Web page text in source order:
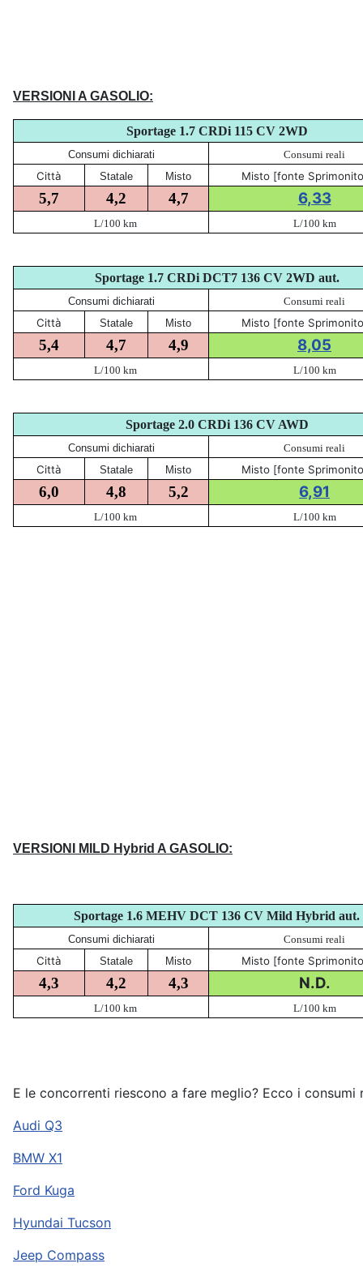
VERSIONI A GASOLIO:
Sportage 1.7 CRDi 115 CV 2WD
Consumi dichiarati Consumi reali
Città Statale Misto Misto [fonte
5,7 4,2 4,7 6,33
L/100 km L/100 km
Sportage 1.7 CRDi DCT7 136 CV 2WD aut.
Consumi dichiarati Consumi reali
Città Statale Misto Misto [fonte
5,4 4,7 4,9 8,05
L/100 km L/100 km
Sportage 2.0 CRDi 136 CV AWD
Consumi dichiarati Consumi reali
Città Statale Misto Misto [fonte
6,0 4,8 5,2 6,91
L/100 km L/100 km
VERSIONI MILD Hybrid A GASOLIO:
Sportage 1.6 MEHV DCT 136 CV Mild Hybrid aut.
Consumi dichiarati Consumi reali
Città Statale Misto Misto [fonte
4,3 4,2 4,3 N.D.
L/100 km L/100 km
E le concorrenti riescono a fare meglio? Ecco i consumi
Audi Q3
BMW X1
Ford Kuga
Hyundai Tucson
Jeep Compass